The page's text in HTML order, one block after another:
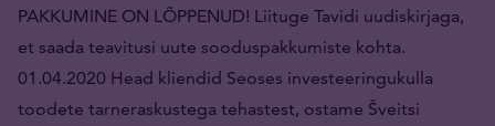
PAKKUMINE ON LÕPPENUD! Liituge Tavidi uudiskirjaga,
et saada teavitusi uute sooduspakkumiste kohta.
01.04.2020 Head kliendid Seoses investeeringukulla
toodete tarneraskustega tehastest, ostame Šveitsi